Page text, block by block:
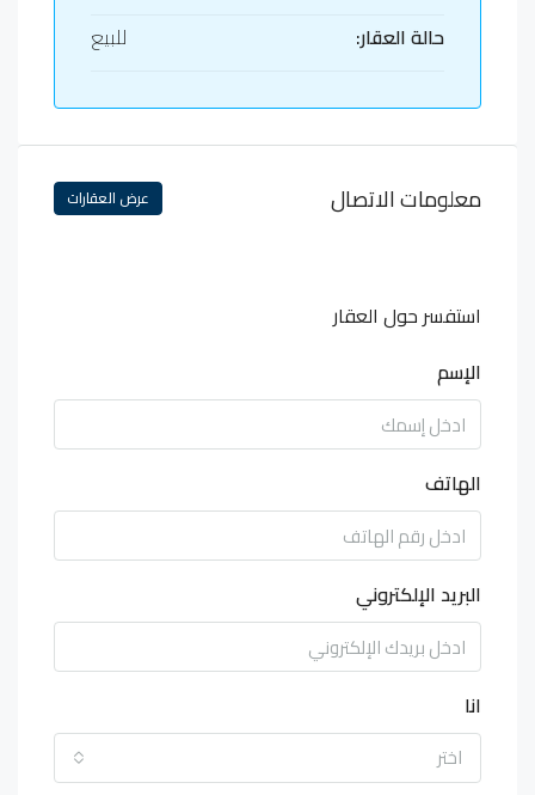
حالة العقار:
للبيع
معلومات الاتصال عرض العقارات
استفسر حول العقار
الإسم
الهاتف
البريد الإلكتروني
انا
اختر